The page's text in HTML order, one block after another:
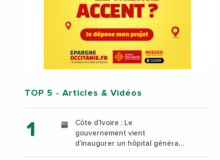
TOP 5 - Articles & Vidéos
Côte d’Ivoire : Le
gouvernement vient
d’inaugurer un hôpital général